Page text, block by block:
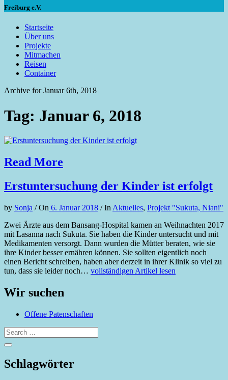
Freiburg e.V.
Startseite
Über uns
Projekte
Mitmachen
Reisen
Container
Archive for Januar 6th, 2018
Tag: Januar 6, 2018
Read More
Erstuntersuchung der Kinder ist erfolgt
by Sonja /On 6. Januar 2018 /In Aktuelles, Projekt "Sukuta, Niani"
Zwei Ärzte aus dem Bansang-Hospital kamen an Weihnachten 2017
mit Lasanna nach Sukuta. Sie haben die Kinder untersucht und mit
Medikamenten versorgt. Dann wurden die Mütter beraten, wie sie
ihre Kinder besser ernähren können. Sie sollten eigentlich noch
einen Bericht schreiben, haben aber derzeit in ihrer Klinik so viel zu
tun, dass sie leider noch… vollständigen Artikel lesen
Wir suchen
Offene Patenschaften
Schlagwörter